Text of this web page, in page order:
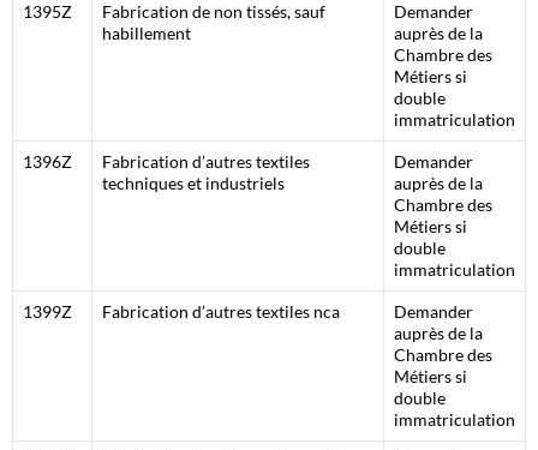
1395Z
Fabrication de non tissés, sauf
habillement
Demander
auprès de la
Chambre des
Métiers si
double
immatriculation
1396Z
Fabrication d’autres textiles
techniques et industriels
Demander
auprès de la
Chambre des
Métiers si
double
immatriculation
1399Z Fabrication d’autres textiles nca
Demander
auprès de la
Chambre des
Métiers si
double
immatriculation